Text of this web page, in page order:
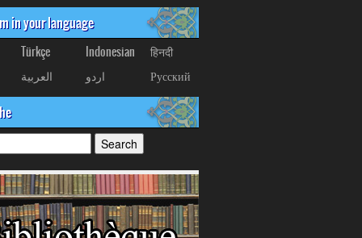
in your language
Türkçe Indonesian
हिनदी
العربیة
اردو Русский